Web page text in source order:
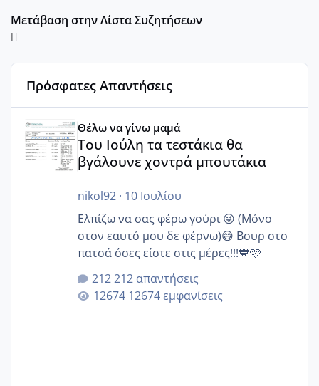
Μετάβαση στην Λίστα Συζητήσεων
Πρόσφατες Απαντήσεις
Θέλω να γίνω μαμά
Του Ιούλη τα τεστάκια θα
βγάλουνε χοντρά μπουτάκια
nikol92· 10 Ιουλίου
Ελπίζω να σας φέρω γούρι 😜 (Μόνο
στον εαυτό μου δε φέρνω)😅 Βουρ στο
πατσά όσες είστε στις μέρες!!!💙🩷
212 απαντήσεις
12674 εμφανίσεις